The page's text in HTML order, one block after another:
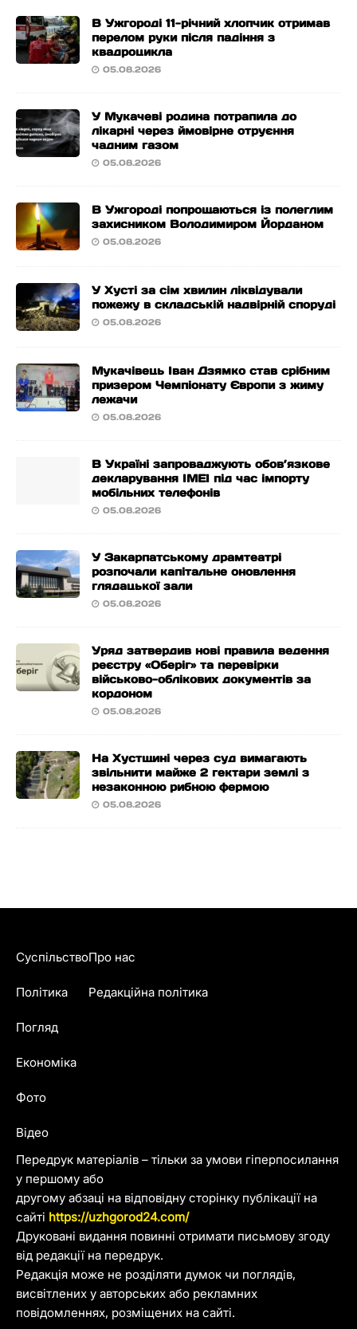
В Ужгороді 11-річний хлопчик отримав
перелом руки після падіння з
квадроцикла
05.08.2026
У Мукачеві родина потрапила до
лікарні через ймовірне отруєння
чадним газом
05.08.2026
В Ужгороді попрощаються із полеглим
захисником Володимиром Йорданом
05.08.2026
У Хусті за сім хвилин ліквідували
пожежу в складській надвірній споруді
05.08.2026
Мукачівець Іван Дзямко став срібним
призером Чемпіонату Європи з жиму
лежачи
05.08.2026
В Україні запроваджують обов’язкове
декларування IMEI під час імпорту
мобільних телефонів
05.08.2026
У Закарпатському драмтеатрі
розпочали капітальне оновлення
глядацької зали
05.08.2026
Уряд затвердив нові правила ведення
реєстру «Оберіг» та перевірки
військово-облікових документів за
кордоном
05.08.2026
На Хустщині через суд вимагають
звільнити майже 2 гектари землі з
незаконною рибною фермою
05.08.2026
Передрук матеріалів – тільки за умови гіперпосилання
у першому або
другому абзаці на відповідну сторінку публікації на
сайті https://uzhgorod24.com/
Друковані видання повинні отримати письмову згоду
від редакції на передрук.
Редакція може не розділяти думок чи поглядів,
висвітлених у авторських або рекламних
повідомленнях, розміщених на сайті.
Суспільство
Політика
Погляд
Економіка
Фото
Відео
Про нас
Редакційна політика